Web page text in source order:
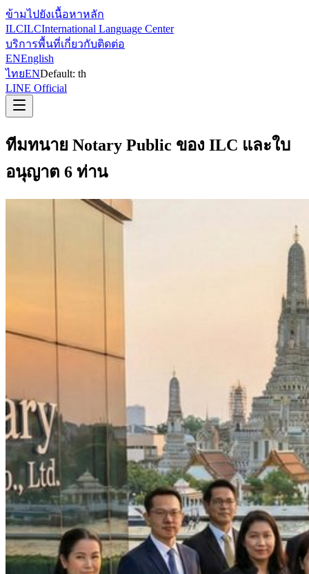
ข้ามไปยังเนื้อหาหลัก
ILCILCInternational Language Center
บริการพื้นที่เกี่ยวกับติดต่อ
ENEnglish
ไทยENDefault: th
LINE Official
ทีมทนาย Notary Public ของ ILC และใบ
อนุญาต 6 ท่าน